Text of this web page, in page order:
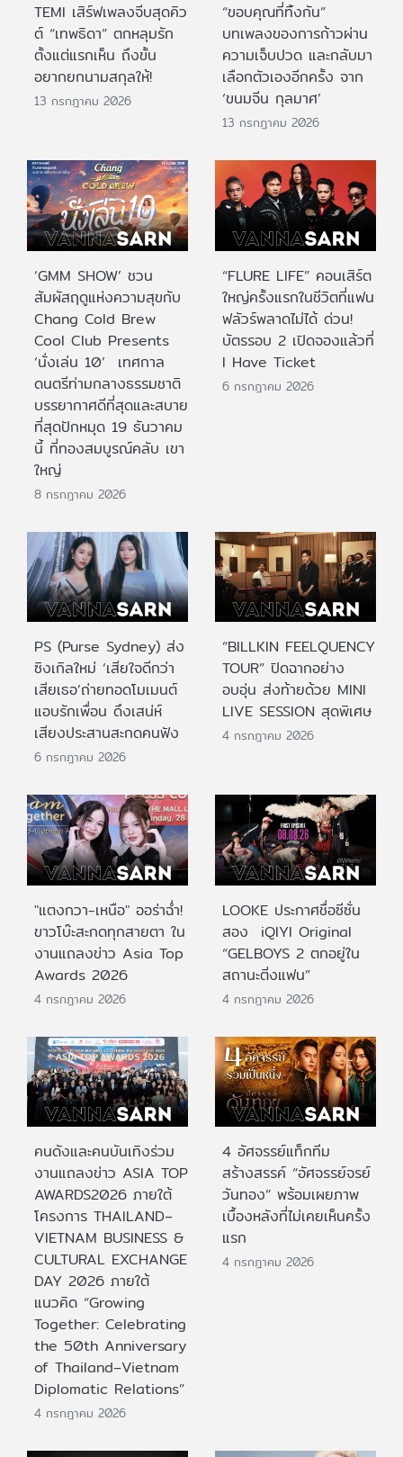
TEMI เสิร์ฟเพลงจีบสุดคิว
ต์ “เทพธิดา” ตกหลุมรัก
ตั้งแต่แรกเห็น ถึงขั้น
อยากยกนามสกุลให้!
13 กรกฎาคม 2026
“ขอบคุณที่ทิ้งกัน”
บทเพลงของการก้าวผ่าน
ความเจ็บปวด และกลับมา
เลือกตัวเองอีกครั้ง จาก
‘ขนมจีน กุลมาศ’
13 กรกฎาคม 2026
‘GMM SHOW’ ชวน
สัมผัสฤดูแห่งความสุขกับ
Chang Cold Brew
Cool Club Presents
‘นั่งเล่น 10’ เทศกาล
ดนตรีท่ามกลางธรรมชาติ
บรรยากาศดีที่สุดและสบาย
ที่สุดปักหมุด 19 ธันวาคม
นี้ ที่ทองสมบูรณ์คลับ เขา
ใหญ่
8 กรกฎาคม 2026
“FLURE LIFE” คอนเสิร์ต
ใหญ่ครั้งแรกในชีวิตที่แฟน
ฟลัวร์พลาดไม่ได้ ด่วน!
บัตรรอบ 2 เปิดจองแล้วที่
I Have Ticket
6 กรกฎาคม 2026
PS (Purse Sydney) ส่ง
ซิงเกิลใหม่ ‘เสียใจดีกว่า
เสียเธอ’ถ่ายทอดโมเมนต์
แอบรักเพื่อน ดึงเสน่ห์
เสียงประสานสะกดคนฟัง
6 กรกฎาคม 2026
“BILLKIN FEELQUENCY
TOUR” ปิดฉากอย่าง
อบอุ่น ส่งท้ายด้วย MINI
LIVE SESSION สุดพิเศษ
4 กรกฎาคม 2026
"แตงกวา-เหนือ" ออร่าฉ่ำ!
ขาวโบ๊ะสะกดทุกสายตา ใน
งานแถลงข่าว Asia Top
Awards 2026
4 กรกฎาคม 2026
LOOKE ประกาศชื่อซีซั่น
สอง iQIYI Original
“GELBOYS 2 ตกอยู่ใน
สถานะติ่งแฟน”
4 กรกฎาคม 2026
คนดังและคนบันเทิงร่วม
งานแถลงข่าว ASIA TOP
AWARDS2026 ภายใต้
โครงการ THAILAND–
VIETNAM BUSINESS &
CULTURAL EXCHANGE
DAY 2026 ภายใต้
แนวคิด “Growing
Together: Celebrating
the 50th Anniversary
of Thailand–Vietnam
Diplomatic Relations”
4 กรกฎาคม 2026
4 อัศจรรย์แท็กทีม
สร้างสรรค์ “อัศจรรย์จรย์
วันทอง” พร้อมเผยภาพ
เบื้องหลังที่ไม่เคยเห็นครั้ง
แรก
4 กรกฎาคม 2026